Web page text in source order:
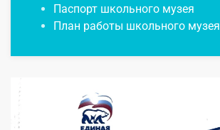
Паспорт школьного музея
План работы школьного музея